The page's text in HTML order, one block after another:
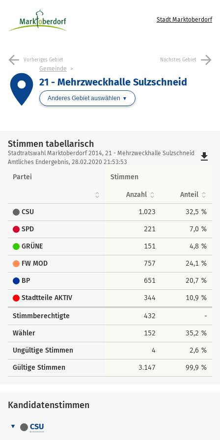
Stadt Marktoberdorf
arrow_back Vorheriges Gebiet Nächstes Gebiet arrow_forward
place
Gemeinde
21 - Mehrzweckhalle Sulzschneid
Anderes Gebiet auswählen
Stimmen tabellarisch
Stimmen
tabellarisch
Stadtratswahl Marktoberdorf 2014, 21 - Mehrzweckhalle Sulzschneid
Amtliches Endergebnis, 28.02.2020 21:53:53
file_download
Partei Stimmen
Anzahl Anteil
CSU 1.023 32,5 %
SPD 221 7,0 %
GRÜNE 151 4,8 %
FW MOD 757 24,1 %
BP 651 20,7 %
Stadtteile AKTIV 344 10,9 %
Stimmberechtigte 432 -
Wähler 152 35,2 %
Ungültige Stimmen 4 2,6 %
Gültige Stimmen 3.147 99,9 %
Kandidatenstimmen
CSU